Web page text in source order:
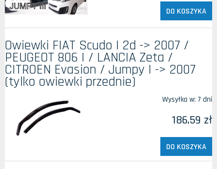
DO KOSZYKA
Owiewki FIAT Scudo I 2d -> 2007 /
PEUGEOT 806 I / LANCIA Zeta /
CITROEN Evasion / Jumpy I -> 2007
(tylko owiewki przednie)
Wysyłka w: 7 dni
186,59 zł
DO KOSZYKA